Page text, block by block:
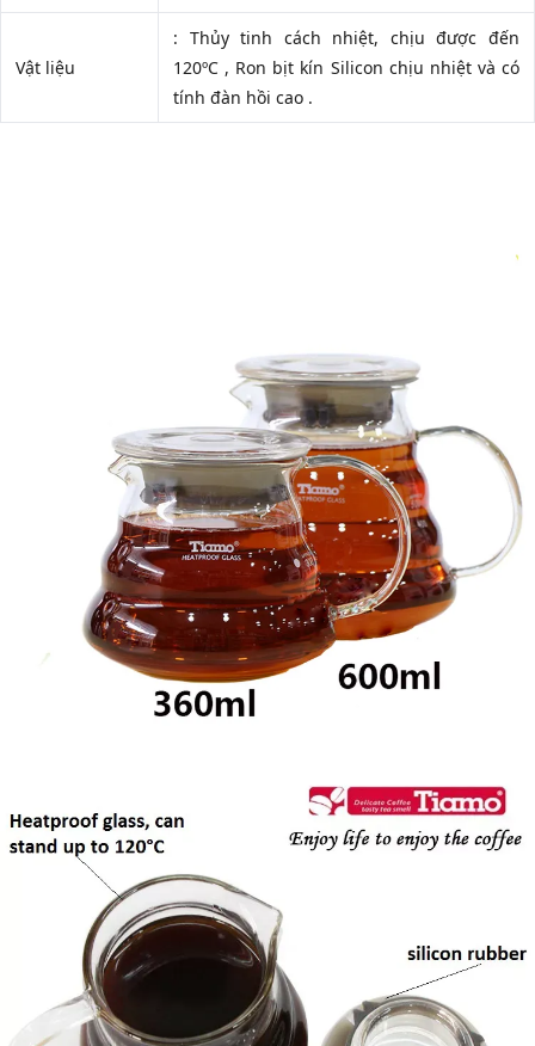
Vật liệu
: Thủy tinh cách nhiệt, chịu được đến
120ºC , Ron bịt kín Silicon chịu nhiệt và có
tính đàn hồi cao .